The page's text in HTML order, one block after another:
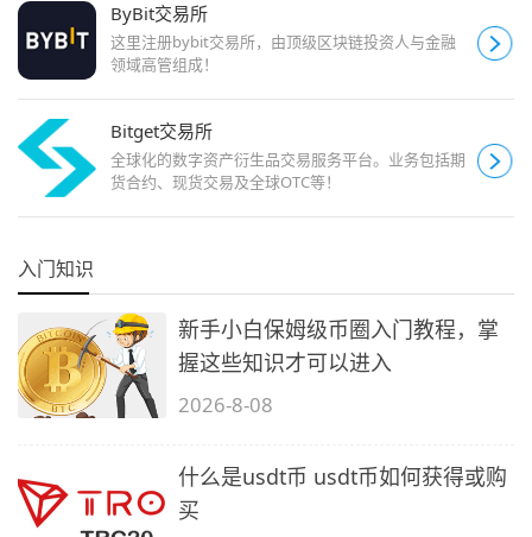
ByBit交易所
这里注册bybit交易所，由顶级区块链投资人与金融
领域高管组成！
Bitget交易所
全球化的数字资产衍生品交易服务平台。业务包括期
货合约、现货交易及全球OTC等！
入门知识
新手小白保姆级币圈入门教程，掌
握这些知识才可以进入
2026-8-08
什么是usdt币 usdt币如何获得或购
买